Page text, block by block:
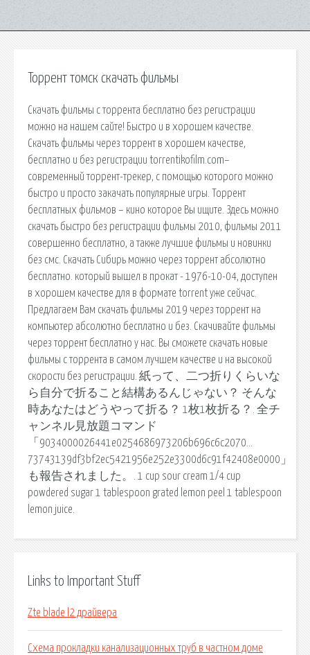
Торрент томск скачать фильмы
Скачать фильмы с торрента бесплатно без регистрации
можно на нашем сайте! Быстро и в хорошем качестве.
Скачать фильмы через торрент в хорошем качестве,
бесплатно и без регистрации torrentikofilm.com–
современный торрент-трекер, с помощью которого можно
быстро и просто закачать популярные игры. Торрент
бесплатных фильмов – кино которое Вы ищите. Здесь можно
скачать быстро без регистрации фильмы 2010, фильмы 2011
совершенно бесплатно, а также лучшие фильмы и новинки
без смс. Скачать Сибирь можно через торрент абсолютно
бесплатно. который вышел в прокат - 1976-10-04, доступен
в хорошем качестве для в формате torrent уже сейчас.
Предлагаем Вам скачать фильмы 2019 через торрент на
компьютер абсолютно бесплатно и без. Скачивайте фильмы
через торрент бесплатно у нас. Вы сможете скачать новые
фильмы с торрента в самом лучшем качестве и на высокой
скорости без регистрации. 紙って、二つ折りくらいな
ら自分で折ること結構あるんじゃない？ そんな
時あなたはどうやって折る？ 1枚1枚折る？. 全チ
ャンネル見放題コマンド
「9034000026441e0254686973206b696c6c2070…
73743139df3bf2ec5421956e252e3300d6c91f42408e0000」
も報告されました。. 1 cup sour cream 1/4 cup
powdered sugar 1 tablespoon grated lemon peel 1 tablespoon
lemon juice.
Links to Important Stuff
Zte blade l2 драйвера
Схема прокладки канализационных труб в частном доме